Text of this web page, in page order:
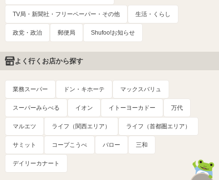
TV局・新聞社・フリーペーパー・その他 生活・くらし
政党・政治 郵便局 Shufoo!お知らせ
よく行くお店から探す
業務スーパー ドン・キホーテ マックスバリュ
スーパーみらべる イオン イトーヨーカドー 万代
マルエツ ライフ（関西エリア） ライフ（首都圏エリア）
サミット コープこうべ バロー 三和
デイリーカナート